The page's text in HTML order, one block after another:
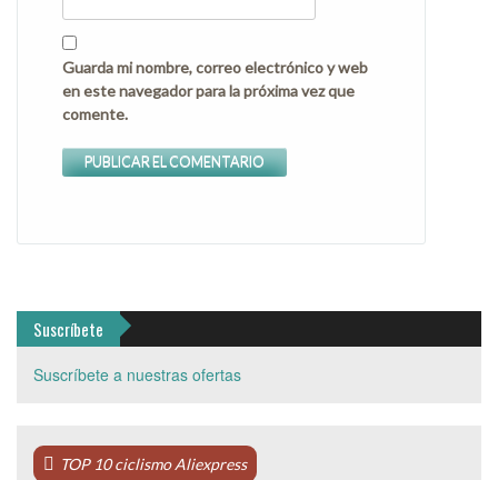
Guarda mi nombre, correo electrónico y web
en este navegador para la próxima vez que
comente.
Suscríbete
Suscríbete a nuestras ofertas
TOP 10 ciclismo Aliexpress